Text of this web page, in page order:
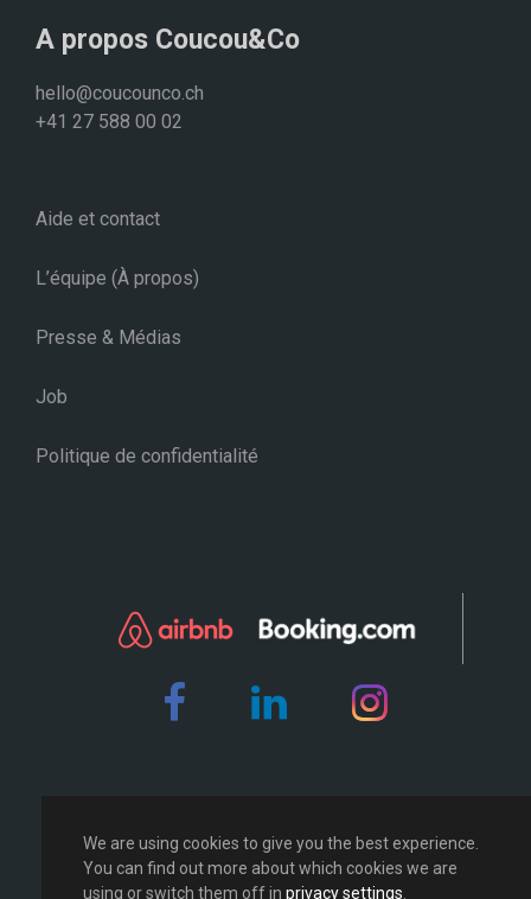
A propos Coucou&Co
hello@coucounco.ch
+41 27 588 00 02
Aide et contact
L’équipe (À propos)
Presse & Médias
Job
Politique de confidentialité
We are using cookies to give you the best experience.
You can find out more about which cookies we are
using or switch them off in privacy settings